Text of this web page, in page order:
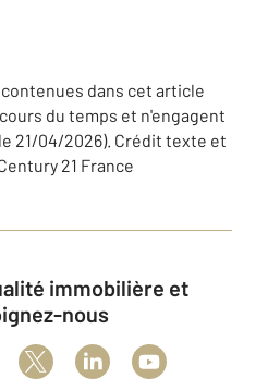
dans cet article
du temps et n'engagent
21/04/2026). Crédit texte et
21 France
nous